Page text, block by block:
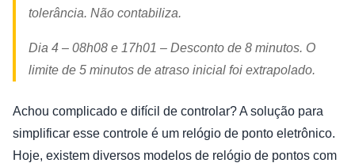
tolerância. Não contabiliza.
Dia 4 – 08h08 e 17h01 – Desconto de 8 minutos. O
limite de 5 minutos de atraso inicial foi extrapolado.
Achou complicado e difícil de controlar? A solução para
simplificar esse controle é um relógio de ponto eletrônico.
Hoje, existem diversos modelos de relógio de pontos com